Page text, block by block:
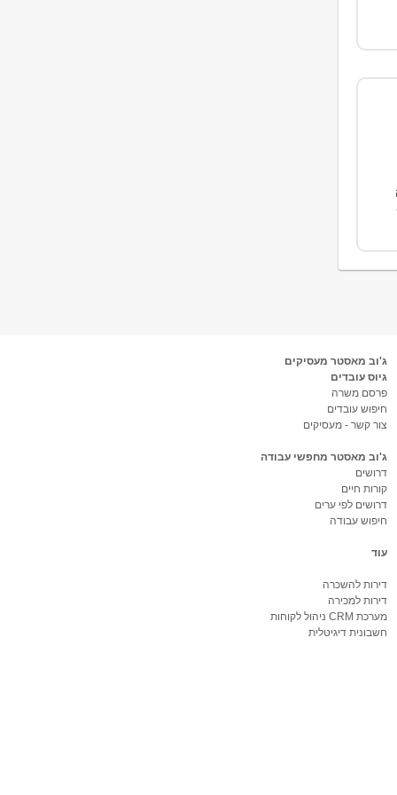
ג'וב מאסטר מעסיקים
גיוס עובדים
פרסם משרה
חיפוש עובדים
צור קשר - מעסיקים
ג'וב מאסטר מחפשי עבודה
דרושים
קורות חיים
דרושים לפי ערים
חיפוש עבודה
עוד
דירות להשכרה
דירות למכירה
מערכת CRM ניהול לקוחות
חשבונית דיגיטלית